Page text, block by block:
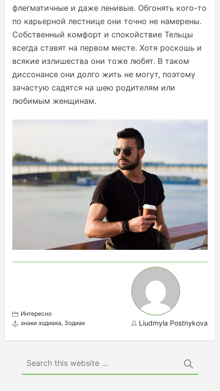
флегматичные и даже ленивые. Обгонять кого-то
по карьерной лестнице они точно не намерены.
Собственный комфорт и спокойствие Тельцы
всегда ставят на первом месте. Хотя роскошь и
всякие излишества они тоже любят. В таком
диссонансе они долго жить не могут, поэтому
зачастую садятся на шею родителям или
любимым женщинам.
Интересно
знаки зодиака, Зодиак Liudmyla Postnykova